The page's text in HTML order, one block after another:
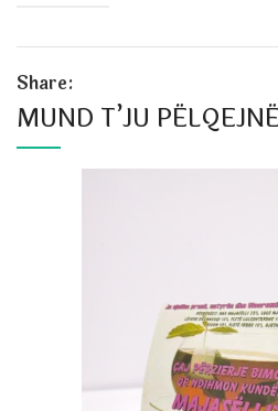
Share:
MUND T’JU